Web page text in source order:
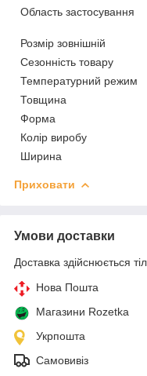
Область застосування
Розмір зовнішній
Сезонність товару
Температурний режим
Товщина
Форма
Колір виробу
Ширина
Приховати
Умови доставки
Доставка здійснюється
Нова Пошта
Магазини Rozetka
Укрпошта
Самовивіз